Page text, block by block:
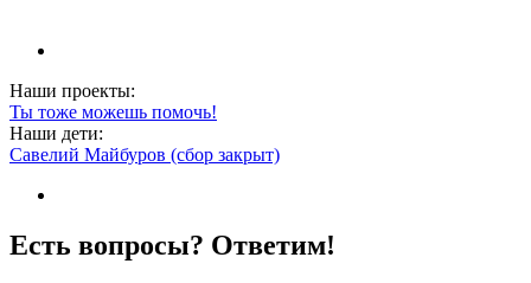
Наши проекты:
Ты тоже можешь помочь!
Наши дети:
Савелий Майбуров (сбор закрыт)
Есть вопросы? Ответим!